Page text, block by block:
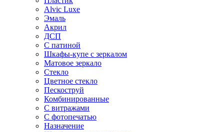
Alvic Luxe
Эмаль
Акрил
ДСП
С патиной
Шкафы-купе с зеркалом
Матовое зеркало
Стекло
Цветное стекло
Пескоструй
Комбинированные
С витражами
С фотопечатью
Назначение